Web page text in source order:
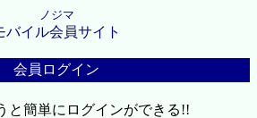
ノジマ
バイル会員サイト
会員ログイン
と簡単にログインができる!!